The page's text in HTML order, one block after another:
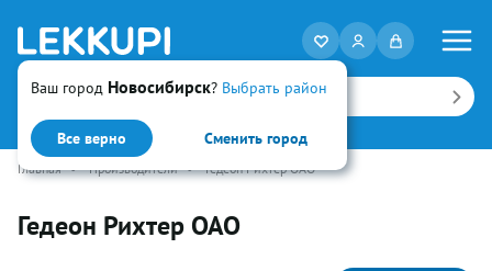
Ваш город Новосибирск? Выбрать район
Все верно Сменить город
Искать
Главная • Производители • Гедеон Рихтер ОАО
Гедеон Рихтер ОАО